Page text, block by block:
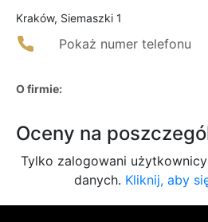
Kraków, Siemaszki 1
Pokaż numer telefonu
O firmie:
Oceny na
Tylko zalogowani
danych. Kliknij, aby